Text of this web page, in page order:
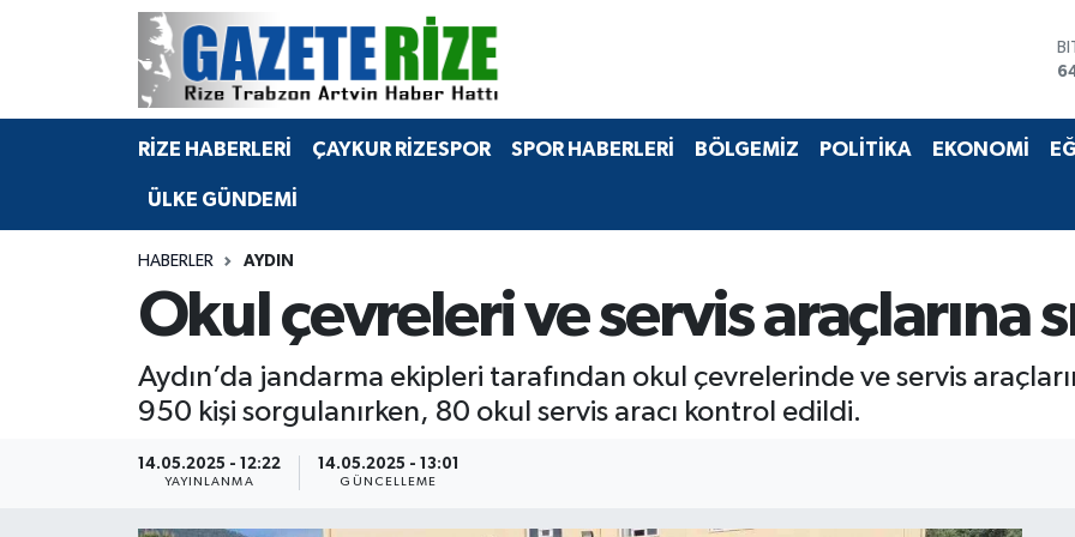
RİZE HABERLERİ ÇAYKUR RİZESPOR SPOR HABERLERİ BÖLGEMİZ POLİTİKA EKONOMİ
ÜLKE GÜNDEMİ
HABERLER AYDIN
Okul çevreleri ve servis araçlarına
Aydın’da jandarma ekipleri tarafından okul çevrelerinde ve servis
950 kişi sorgulanırken, 80 okul servis aracı kontrol edildi.
14.05.2025 - 12:22
YAYINLANMA
14.05.2025 - 13:01
GÜNCELLEME
BÖLGEMİZ
Bilim Teknoloji
Advertising news
Merkez Nöbetçi Eczaneler
Merkez Hava Durumu
Merkez Trafik Yoğunluk Haritası
Tüm Manşetler
Son Dakika Haberleri
Haber Arşivi